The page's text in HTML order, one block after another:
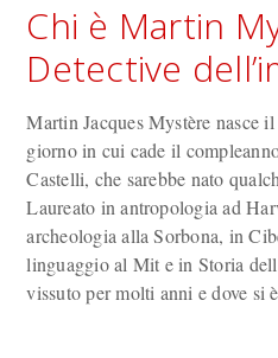
Chi è Martin
Detective
Martin Jacques Mystère nasce
giorno in cui cade il
Castelli, che sarebbe nato
Laureato in antropologia ad
archeologia alla Sorbona, in
linguaggio al Mit e in Storia
vissuto per molti anni e dove si